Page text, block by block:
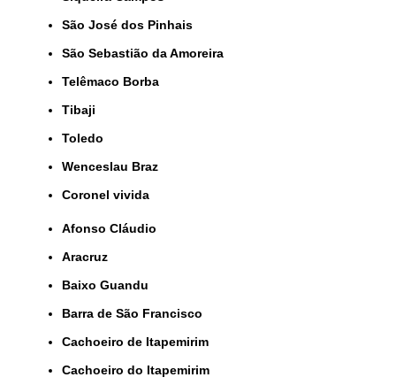
São José dos Pinhais
São Sebastião da Amoreira
Telêmaco Borba
Tibaji
Toledo
Wenceslau Braz
coronel vivida
Afonso Cláudio
Aracruz
Baixo Guandu
Barra de São Francisco
Cachoeiro de Itapemirim
Cachoeiro do Itapemirim